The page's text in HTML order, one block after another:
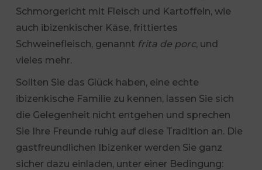
Schmorgericht mit Fleisch und Kartoffeln, wie
auch ibizenkischer Käse, frittiertes
Schweinefleisch, genannt frita de porc, und
vieles mehr.
Sollten Sie das Glück haben, eine echte
ibizenkische Familie zu kennen, lassen Sie sich
die Gelegenheit nicht entgehen und sprechen
Sie Ihre Freunde ruhig auf diese Tradition an. Die
gastfreundlichen Ibizenker werden Sie ganz
sicher dazu einladen, unter einer Bedingung: